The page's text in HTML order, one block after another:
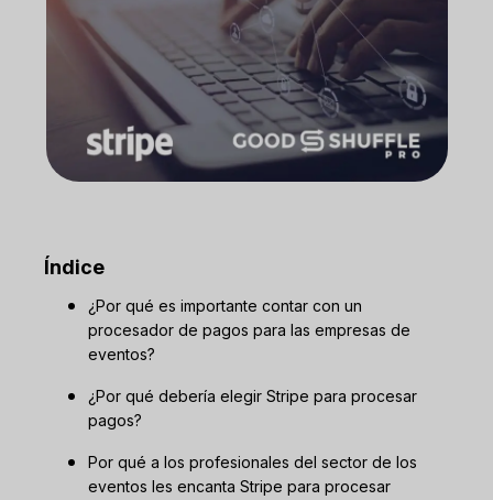
Índice
¿Por qué es importante contar con un
procesador de pagos para las empresas de
eventos?
¿Por qué debería elegir Stripe para procesar
pagos?
Por qué a los profesionales del sector de los
eventos les encanta Stripe para procesar